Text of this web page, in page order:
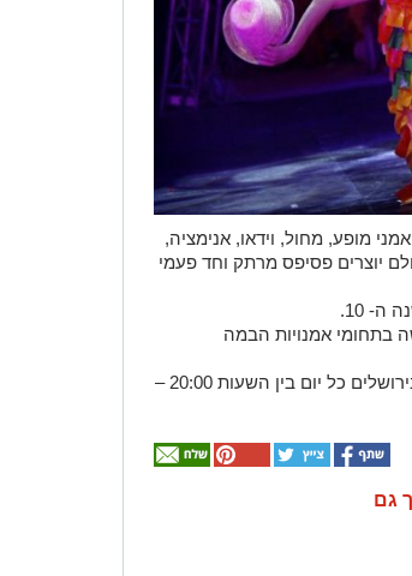
מופע, מחול, וידאו, אנימציה,
יוצרים פסיפס מרתק וחד פעמי
10.
בתחומי אמנויות הבמה
הפסטיבל ייערך בתאריכים 6/7/8 ברחוב יפו 23 בירושלים כל יום בין השעות 20:00 –
גם